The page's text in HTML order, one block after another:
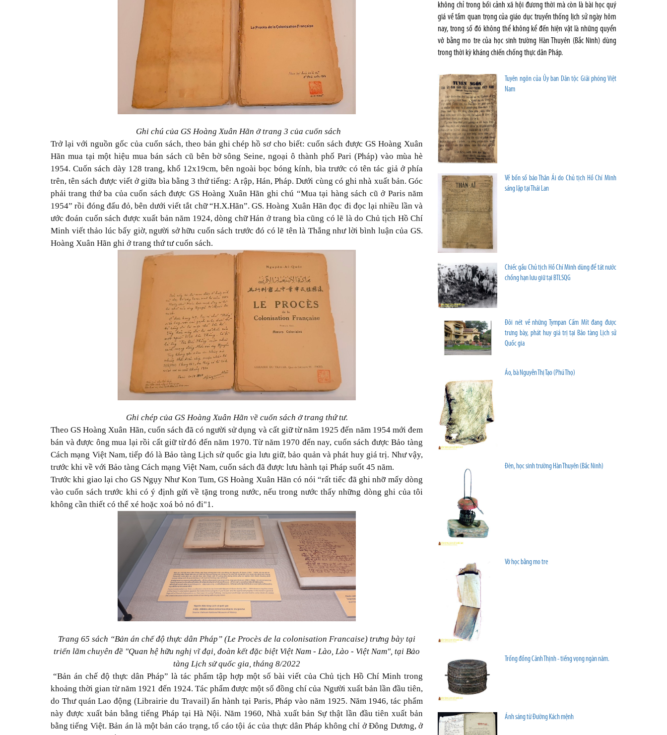
Ghi chú của GS Hoàng Xuân Hãn ở trang 3 của cuốn sách
Trở lại với nguồn gốc của cuốn sách, theo bản ghi chép hồ sơ cho biết: cuốn sách được GS Hoàng Xuân
Hãn mua tại một hiệu mua bán sách cũ bên bờ sông Seine, ngoại ô thành phố Pari (Pháp) vào mùa hè
1954. Cuốn sách dày 128 trang, khổ 12x19cm, bên ngoài bọc bóng kính, bìa trước có tên tác giả ở phía
trên, tên sách được viết ở giữa bìa bằng 3 thứ tiếng: A rập, Hán, Pháp. Dưới cùng có ghi nhà xuất bản. Góc
phải trang thứ ba của cuốn sách được GS Hoàng Xuân Hãn ghi chú “Mua tại hàng sách cũ ở Paris năm
1954” rồi đóng đấu đỏ, bên dưới viết tắt chữ “H.X.Hãn”. GS. Hoàng Xuân Hãn đọc đi đọc lại nhiều lần và
ước đoán cuốn sách được xuất bản năm 1924, dòng chữ Hán ở trang bìa cũng có lẽ là do Chủ tịch Hồ Chí
Minh viết thảo lúc bấy giờ, người sở hữu cuốn sách trước đó có lẽ tên là Thắng như lời bình luận của GS.
Hoàng Xuân Hãn ghi ở trang thứ tư cuốn sách.
Ghi chép của GS Hoàng Xuân Hãn về cuốn sách ở trang thứ tư.
Theo GS Hoàng Xuân Hãn, cuốn sách đã có người sử dụng và cất giữ từ năm 1925 đến năm 1954 mới đem
bán và được ông mua lại rồi cất giữ từ đó đến năm 1970. Từ năm 1970 đến nay, cuốn sách được Bảo tàng
Cách mạng Việt Nam, tiếp đó là Bảo tàng Lịch sử quốc gia lưu giữ, bảo quản và phát huy giá trị. Như vậy,
trước khi về với Bảo tàng Cách mạng Việt Nam, cuốn sách đã được lưu hành tại Pháp suốt 45 năm.
Trước khi giao lại cho GS Ngụy Như Kon Tum, GS Hoàng Xuân Hãn có nói “rất tiếc đã ghi nhỡ mấy dòng
vào cuốn sách trước khi có ý định gửi về tặng trong nước, nếu trong nước thấy những dòng ghi của tôi
không cần thiết có thể xé hoặc xoá bỏ nó đi"1.
Trang 65 sách “Bản án chế độ thực dân Pháp” (Le Procès de la colonisation Francaise) trưng bày tại
triển lãm chuyên đề "Quan hệ hữu nghị vĩ đại, đoàn kết đặc biệt Việt Nam - Lào, Lào - Việt Nam", tại Bảo
tàng Lịch sử quốc gia, tháng 8/2022
“Bản án chế độ thực dân Pháp” là tác phẩm tập hợp một số bài viết của Chủ tịch Hồ Chí Minh trong
khoảng thời gian từ năm 1921 đến 1924. Tác phẩm được một số đồng chí của Người xuất bản lần đầu tiên,
do Thư quán Lao động (Librairie du Travail) ấn hành tại Paris, Pháp vào năm 1925. Năm 1946, tác phẩm
này được xuất bản bằng tiếng Pháp tại Hà Nội. Năm 1960, Nhà xuất bản Sự thật lần đầu tiên xuất bản
bằng tiếng Việt. Bản án là một bản cáo trạng, tố cáo tội ác của thực dân Pháp không chỉ ở Đông Dương, ở
không chỉ trong bối cảnh xã hội đương thời mà còn là bài học quý
giá về tầm quan trọng của giáo dục truyền thống lịch sử ngày hôm
nay, trong số đó không thể không kể đến hiện vật là những quyển
vở bằng mo tre của học sinh trường Hàn Thuyên (Bắc Ninh) dùng
trong thời kỳ kháng chiến chống thực dân Pháp.
Tuyên ngôn của Ủy ban Dân tộc Giải phóng Việt
Nam
Về bốn số báo Thân Ái do Chủ tịch Hồ Chí Minh
sáng lập tại Thái Lan
Chiếc gầu Chủ tịch Hồ Chí Minh dùng để tát nước
chống hạn lưu giữ tại BTLSQG
Đôi nét về những Tympan Cấm Mít đang được
trưng bày, phát huy giá trị tại Bảo tàng Lịch sử
Quốc gia
Áo, bà Nguyễn Thị Tạo (Phú Thọ)
Đèn, học sinh trường Hàn Thuyên (Bắc Ninh)
Vở học bằng mo tre
Trống đồng Cảnh Thịnh - tiếng vọng ngàn năm.
Ánh sáng từ Đường Kách mệnh